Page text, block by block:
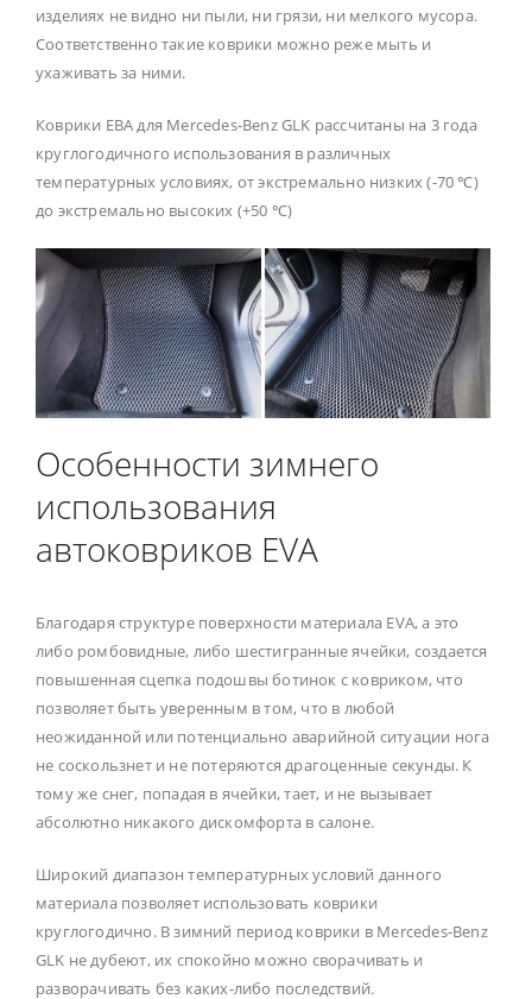
изделиях не видно ни пыли, ни грязи, ни мелкого мусора.
Соответственно такие коврики можно реже мыть и
ухаживать за ними.
Коврики ЕВА для Mercedes-Benz GLK рассчитаны на 3 года
круглогодичного использования в различных
температурных условиях, от экстремально низких (-70 ℃)
до экстремально высоких (+50 ℃)
Особенности зимнего
использования
автоковриков EVA
Благодаря структуре поверхности материала EVA, а это
либо ромбовидные, либо шестигранные ячейки, создается
повышенная сцепка подошвы ботинок с ковриком, что
позволяет быть уверенным в том, что в любой
неожиданной или потенциально аварийной ситуации нога
не соскользнет и не потеряются драгоценные секунды. К
тому же снег, попадая в ячейки, тает, и не вызывает
абсолютно никакого дискомфорта в салоне.
Широкий диапазон температурных условий данного
материала позволяет использовать коврики
круглогодично. В зимний период коврики в Mercedes-Benz
GLK не дубеют, их спокойно можно сворачивать и
разворачивать без каких-либо последствий.